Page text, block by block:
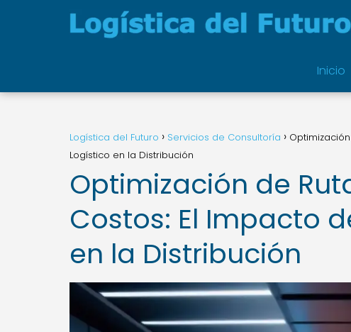
Inicio
Logística del Futuro Servicios de Consultoría
Logístico en la Distribución
Optimización de
Costos: El Impacto
en la Distribución